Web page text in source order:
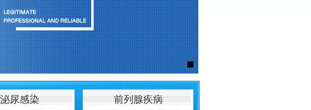
泌尿感染 前列腺疾病
朱** 性功能障碍 34分钟前挂号
成功
陈** 生殖整形 22分钟前挂号成
功
钱** 男性不育 13分钟前挂号成